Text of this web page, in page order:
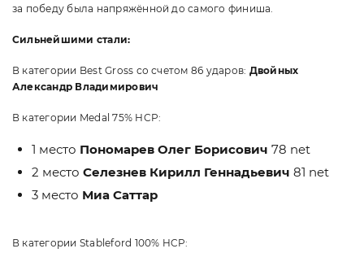
за победу была напряжённой до самого финиша.
Сильнейшими стали:
В категории Best Gross со счетом 86 ударов: Двойных
Александр Владимирович
В категории Medal 75% HCP:
1 место Пономарев Олег Борисович 78 net
2 место Селезнев Кирилл Геннадьевич 81 net
3 место Миа Саттар
В категории Stableford 100% HCP: